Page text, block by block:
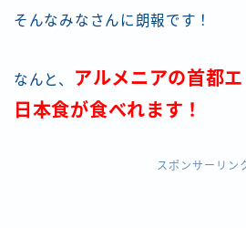
そんなみなさんに朗報です！
なんと、
アルメニアの首都
日本食が食べれます！
スポンサーリン